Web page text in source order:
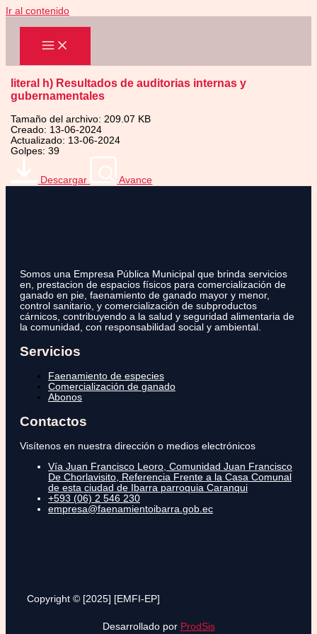
Ir al contenido
literal h) Resultados de auditorias internas y
gubernamentales
Tamaño del archivo: 209.07 KB
Creado: 13-06-2024
Actualizado: 13-06-2024
Golpes: 39
Descargar Avance
Somos una Empresa Pública Municipal que brinda servicios
en, prestacion de espacios físicos para comercialización de
ganado en pie, faenamiento de ganado mayor y menor,
control sanitario, y comercialización de subproductos
cárnicos, contribuyendo a la salud y seguridad alimentaria de
la comunidad, con responsabilidad social y ambiental.
Servicios
Faenamiento de especies
Comercialización de ganado
Abonos
Contactos
Visítenos en nuestra dirección o medios electrónicos
Vía Juan Francisco Leoro, Comunidad Juan Francisco
De Chorlavisito, Referencia Frente a la Casa Comunal
de esta ciudad de Ibarra parroquia Caranqui
+593 (06) 2 546 230
empresa@faenamientoibarra.gob.ec
Copyright © [2025] [EMFI-EP]
Desarrollado por ProdSis